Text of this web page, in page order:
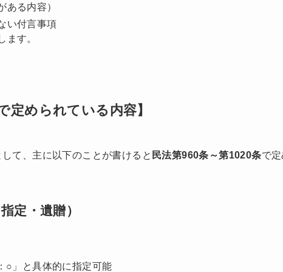
ある内容）
い付言事項
ます。
定められている内容】
して、主に以下のことが書けると 民法第960条～第1020条で
定・遺贈）
○」と具体的に指定可能